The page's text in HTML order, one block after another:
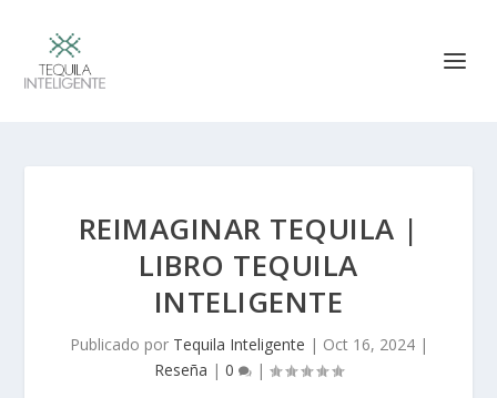
REIMAGINAR TEQUILA |
LIBRO TEQUILA
INTELIGENTE
Publicado por Tequila Inteligente | Oct 16, 2024|
Reseña | 0 |